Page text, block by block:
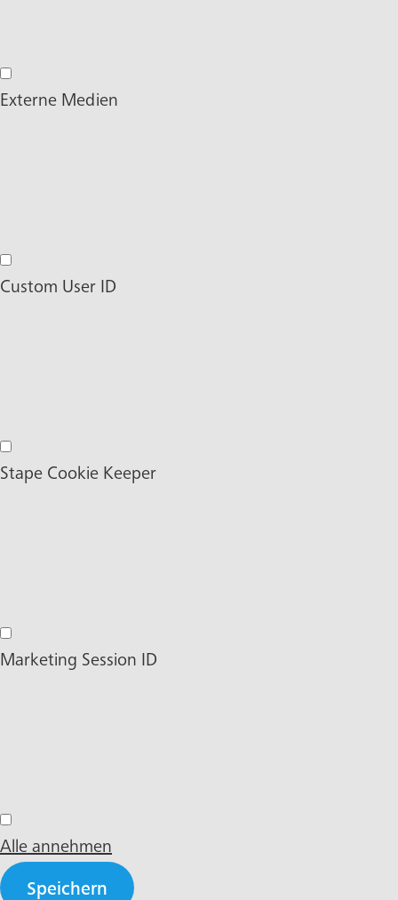
Hotjar Marketing Cookies
Externe Medien
Externe Medien
Custom User ID
Custom User ID
Stape Cookie Keeper
Stape Cookie Keeper
Marketing Session ID
Marketing Session ID
Alle annehmen
Speichern